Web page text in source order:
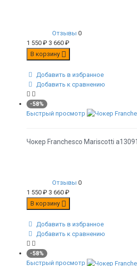
Отзывы 0
1 550 ₽ 3 660 ₽
В корзину
Добавить в избранное
Добавить к сравнению
-58%
Быстрый просмотр
Чокер Franchesco Mariscotti
Отзывы 0
1 550 ₽ 3 660 ₽
В корзину
Добавить в избранное
Добавить к сравнению
-58%
Быстрый просмотр